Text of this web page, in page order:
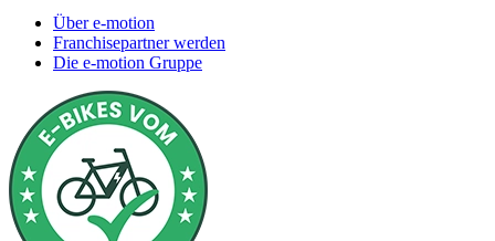
Über e-motion
Franchisepartner werden
Die e-motion Gruppe